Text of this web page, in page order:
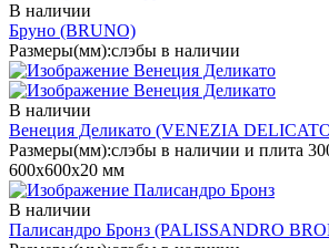
В наличии
Бруно (BRUNO)
Размеры(мм):слэбы в наличии
В наличии
Венеция Деликато (VENEZIA
Размеры(мм):слэбы в наличии и плита
600х600х20 мм
В наличии
Палисандро Бронз (PALISSANDRO